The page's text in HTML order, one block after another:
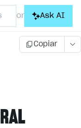
or Ask AI
Copiar